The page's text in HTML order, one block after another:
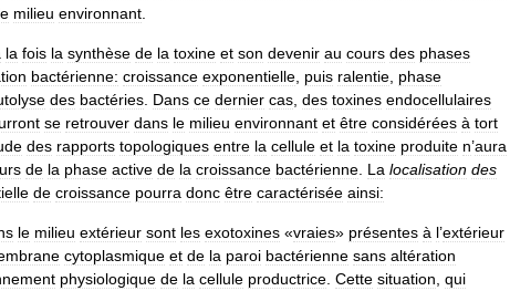
milieu environnant
la fois la synthèse de la toxine et son devenir au cours des phases
bactérienne: croissance exponentielle puis ralentie phase
des bactéries Dans ce dernier cas des toxines endocellulaires
se retrouver dans le milieu environnant et être considérées à tort
des rapports topologiques entre la cellule et la toxine produite n’aura
de la phase active de la croissance bactérienne La localisation des
de croissance pourra donc être caractérisée ainsi:
le milieu extérieur sont les exotoxines «vraies» présentes à l’extérieur
cytoplasmique et de la paroi bactérienne sans altération
physiologique de la cellule productrice Cette situation qui